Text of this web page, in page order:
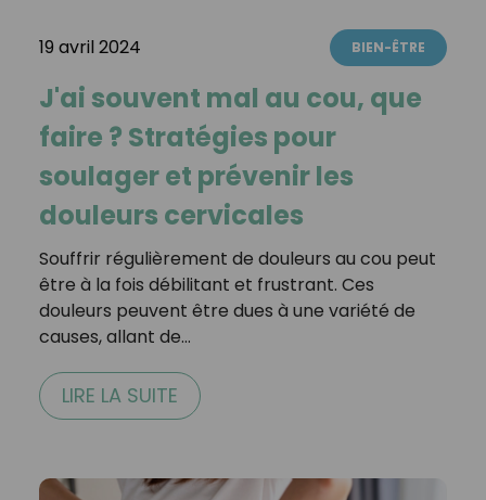
19 avril 2024 BIEN-ÊTRE
J'ai souvent mal au cou, que
faire ? Stratégies pour
soulager et prévenir les
douleurs cervicales
Souffrir régulièrement de douleurs au cou peut
être à la fois débilitant et frustrant. Ces
douleurs peuvent être dues à une variété de
causes, allant de…
LIRE LA SUITE